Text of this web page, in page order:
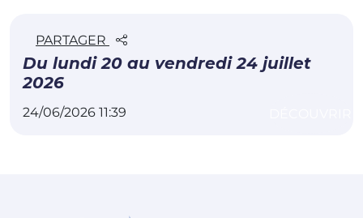
PARTAGER
Du lundi 20 au vendredi 24 juillet
2026
24/06/2026 11:39